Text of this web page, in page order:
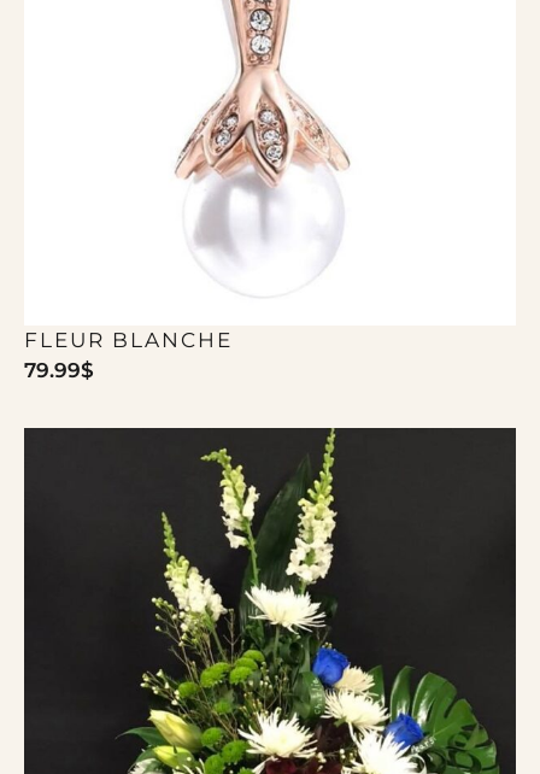
FLEUR BLANCHE
79.99$